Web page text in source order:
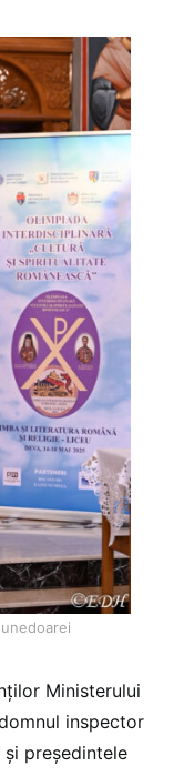
Ministerului
inspector
și președintele